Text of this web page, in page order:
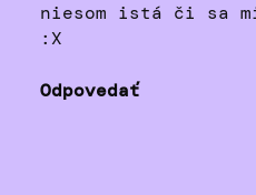
niesom istá či sa
:X
Odpovedať